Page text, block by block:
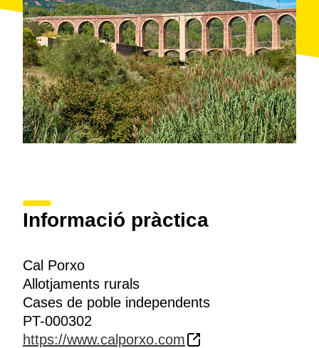
Informació pràctica
Cal Porxo
Allotjaments rurals
Cases de poble independents
PT-000302
https://www.calporxo.com